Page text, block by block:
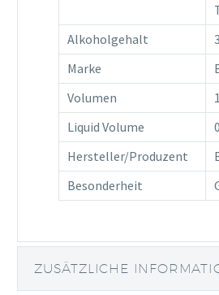
Alkoholgehalt
Marke
Volumen
Liquid Volume
Hersteller/Produzent
Besonderheit
ZUSÄTZLICHE